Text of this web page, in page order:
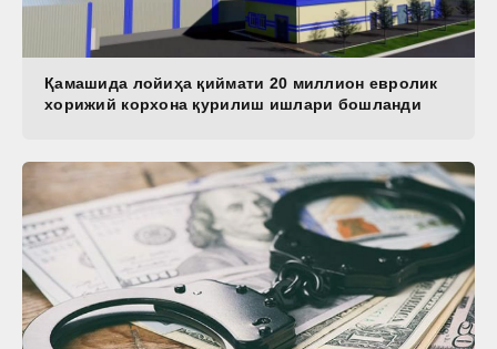
Қамашида лойиҳа қиймати 20 миллион евролик
хорижий корхона қурилиш ишлари бошланди